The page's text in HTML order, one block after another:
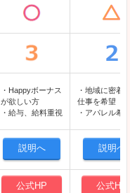
・Happyボーナス
が欲しい方
・給与、給料重視
・地域に密着
仕事を希望
・アパレル希
説明へ 説明へ
公式HP 公式HP